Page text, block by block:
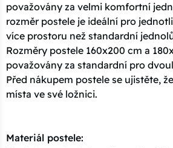
považovány za velmi komfortní
rozměr postele je ideální pro
více prostoru než standardní
Rozměry postele 160x200 cm a
považovány za standardní pro
Před nákupem postele se ujistěte,
místa ve své ložnici.
Materiál postele: